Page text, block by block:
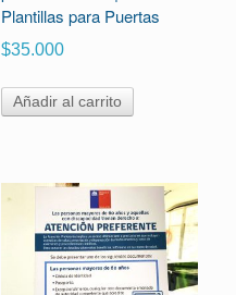
Plantillas para Puertas
$35.000
Añadir al carrito